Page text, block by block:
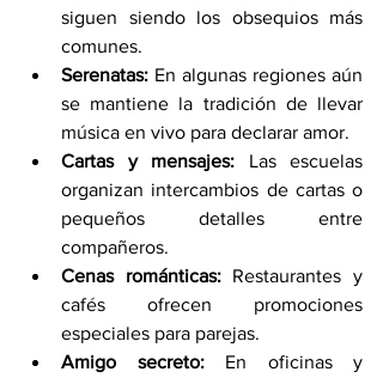
siguen siendo los obsequios más
comunes.
Serenatas: En algunas regiones aún
se mantiene la tradición de llevar
música en vivo para declarar amor.
Cartas y mensajes: Las escuelas
organizan intercambios de cartas o
pequeños detalles entre
compañeros.
Cenas románticas: Restaurantes y
cafés ofrecen promociones
especiales para parejas.
Amigo secreto: En oficinas y